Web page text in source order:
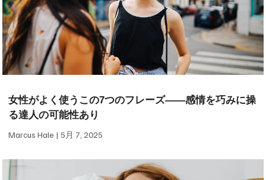
女性がよく使うこの7つのフレーズ——感情を巧みに操
る達人の可能性あり
Marcus Hale 5月 7, 2025